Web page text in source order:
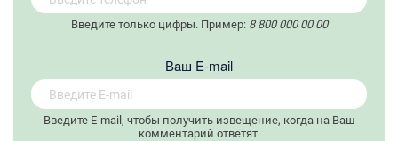
Введите только цифры. Пример: 8 800 000 00 00
Вaш E-mail
Введите E-mail, чтобы получить извещение, когда на Ваш
комментарий ответят.